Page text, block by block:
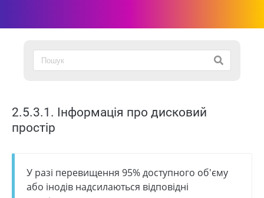
2.5.3.1. Інформація про дисковий
простір
У разі перевищення 95% доступного об'єму
або інодів надсилаються відповідні